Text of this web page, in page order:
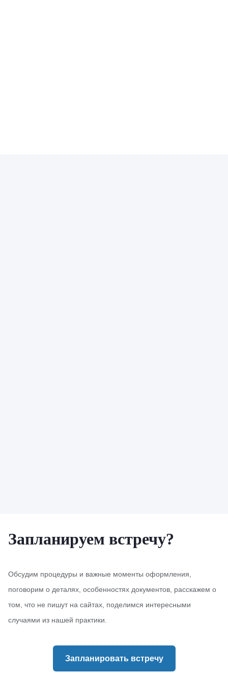
Запланируем встречу?
Обсудим процедуры и важные моменты оформления,
поговорим о деталях, особенностях документов, расскажем о
том, что не пишут на сайтах, поделимся интересными
случаями из нашей практики.
Запланировать встречу